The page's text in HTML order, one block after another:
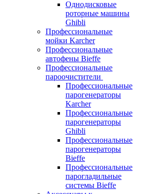
Однодисковые
роторные машины
Ghibli
Профессиональные
мойки Karcher
Профессиональные
автофены Bieffe
Профессиональные
пароочистители
Профессиональные
парогенераторы
Karcher
Профессиональные
парогенераторы
Ghibli
Профессиональные
парогенераторы
Bieffe
Профессиональные
парогладильные
системы Bieffe